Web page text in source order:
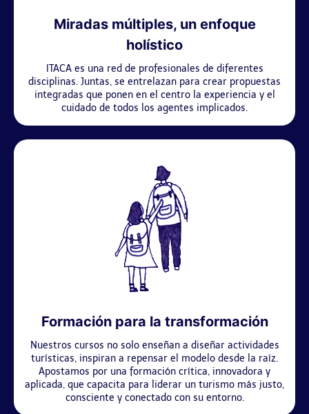
Miradas múltiples, un enfoque
holístico
ITACA es una red de profesionales de diferentes
disciplinas. Juntas, se entrelazan para crear propuestas
integradas que ponen en el centro la experiencia y el
cuidado de todos los agentes implicados.
Formación para la transformación
Nuestros cursos no solo enseñan a diseñar actividades
turísticas, inspiran a repensar el modelo desde la raíz.
Apostamos por una formación crítica, innovadora y
aplicada, que capacita para liderar un turismo más justo,
consciente y conectado con su entorno.